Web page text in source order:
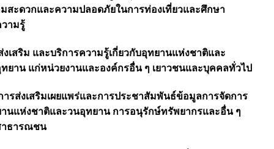
สะดวกและความปลอดภัยในการท่องเที่ยวและศึกษา
ามรู้
งเสริม และบริการความรู้เกี่ยวกับอุทยานแห่งชาติและ
ยาน แก่หน่วยงานและองค์กรอื่น ๆ เยาวชนและบุคคลทั่วไป
ารส่งเสริมเผยแพร่และการประชาสัมพันธ์ข้อมูลการจัดการ
นแห่งชาติและวนอุทยาน การอนุรักษ์ทรัพยากรและอื่น ๆ
ธารณชน